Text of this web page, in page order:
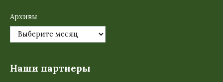
Архивы
Наши партнеры